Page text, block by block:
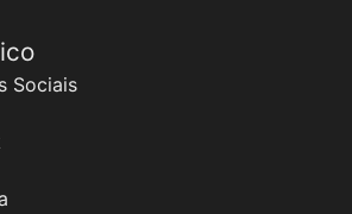
Sociais